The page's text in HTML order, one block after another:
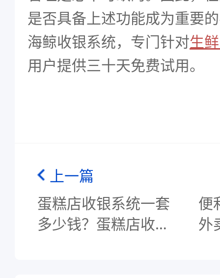
是否具备上述功能成为重要
海鲸收银系统，专门针对生
用户提供三十天免费试用。
上一篇
蛋糕店收银系统一套
多少钱？蛋糕店收银
便
外